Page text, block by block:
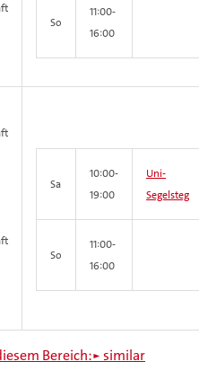
So
11:00-
16:00
Sa
10:00-
19:00
Uni-
Segelsteg
So
11:00-
16:00
Bereich:► similar